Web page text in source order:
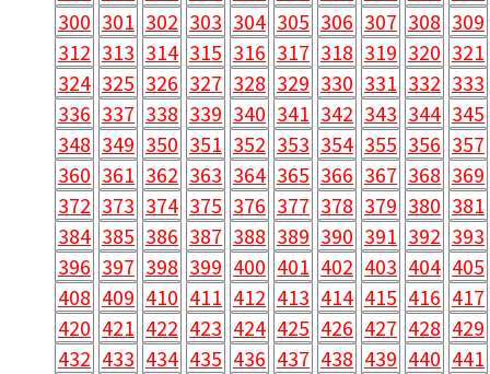
300 301 302 303 304 305 306 307 308 309
312 313 314 315 316 317 318 319 320 321
324 325 326 327 328 329 330 331 332 333
336 337 338 339 340 341 342 343 344 345
348 349 350 351 352 353 354 355 356 357
360 361 362 363 364 365 366 367 368 369
372 373 374 375 376 377 378 379 380 381
384 385 386 387 388 389 390 391 392 393
396 397 398 399 400 401 402 403 404 405
408 409 410 411 412 413 414 415 416 417
420 421 422 423 424 425 426 427 428 429
432 433 434 435 436 437 438 439 440 441